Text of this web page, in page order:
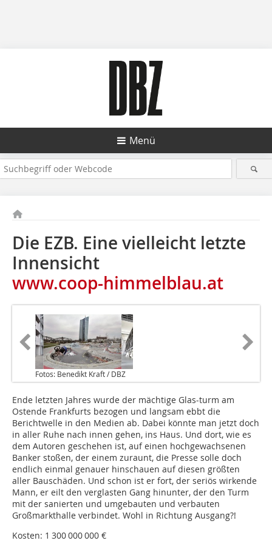
Menü
Die EZB. Eine vielleicht letzte
Innensicht
www.coop-himmelblau.at
Fotos: Benedikt Kraft / DBZ
Ende letzten Jahres wurde der mächtige Glas-turm am
Ostende Frankfurts bezogen und langsam ebbt die
Berichtwelle in den Medien ab. Dabei könnte man jetzt doch
in aller Ruhe nach innen gehen, ins Haus. Und dort, wie es
dem Autoren geschehen ist, auf einen hochgewachsenen
Banker stoßen, der einem zuraunt, die Presse solle doch
endlich einmal genauer hinschauen auf diesen größten
aller Bauschäden. Und schon ist er fort, der seriös wirkende
Mann, er eilt den verglasten Gang hin­unter, der den Turm
mit der sanierten und umgebauten und verbauten
Großmarkthalle verbindet. Wohl in Richtung Ausgang?!
Kosten: 1 300 000 000 €